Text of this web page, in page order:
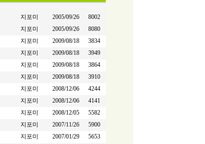
지포미 2005/09/26
8002
지포미 2005/09/26
8080
지포미 2009/08/18
3834
지포미 2009/08/18
3949
지포미 2009/08/18
3864
지포미 2009/08/18
3910
지포미 2008/12/06
4244
지포미 2008/12/06
4141
지포미 2008/12/05
5582
지포미 2007/11/26
5900
지포미 2007/01/29
5653